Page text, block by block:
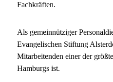
Fachkräften.
Als gemeinnütziger
Evangelischen Stiftung
Mitarbeitenden einer der
Hamburgs ist.